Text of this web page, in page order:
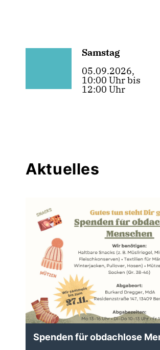
Samstag
05.09.2026,
10:00 Uhr bis
12:00 Uhr
Aktuelles
Spenden für obdachlose